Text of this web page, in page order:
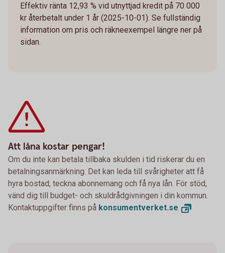
Effektiv ränta 12,93 % vid utnyttjad kredit på 70 000
kr återbetalt under 1 år (2025-10-01). Se fullständig
information om pris och räkneexempel längre ner på
sidan.
Att låna kostar pengar!
Om du inte kan betala tillbaka skulden i tid riskerar du en
betalningsanmärkning. Det kan leda till svårigheter att få
hyra bostad, teckna abonnemang och få nya lån. För stöd,
vänd dig till budget- och skuldrådgivningen i din kommun.
Kontaktuppgifter finns på konsumentverket.se